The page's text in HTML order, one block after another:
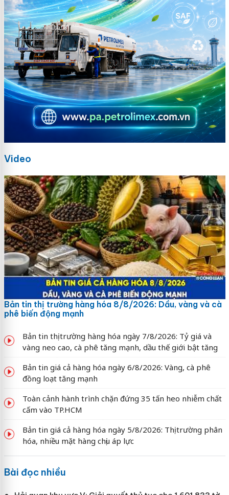
Video
Bản tin thị trường hàng hóa 8/8/2026: Dầu, vàng và cà
phê biến động mạnh
Bản tin thị trường hàng hóa ngày 7/8/2026: Tỷ giá và
vàng neo cao, cà phê tăng mạnh, dầu thế giới bật tăng
Bản tin giá cả hàng hóa ngày 6/8/2026: Vàng, cà phê
đồng loạt tăng mạnh
Toàn cảnh hành trình chặn đứng 35 tấn heo nhiễm chất
cấm vào TP.HCM
Bản tin giá cả hàng hóa ngày 5/8/2026: Thị trường phân
hóa, nhiều mặt hàng chịu áp lực
Bài đọc nhiều